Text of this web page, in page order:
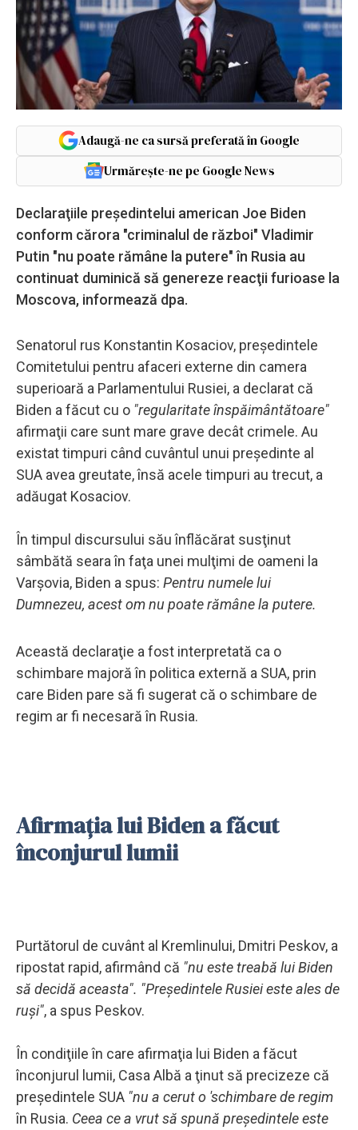
Adaugă-ne ca sursă preferată în Google
Urmărește-ne pe Google News
Declaraţiile preşedintelui american Joe Biden
conform cărora "criminalul de război" Vladimir
Putin "nu poate rămâne la putere" în Rusia au
continuat duminică să genereze reacţii furioase la
Moscova, informează dpa.
Senatorul rus Konstantin Kosaciov, preşedintele
Comitetului pentru afaceri externe din camera
superioară a Parlamentului Rusiei, a declarat că
Biden a făcut cu o "regularitate înspăimântătoare"
afirmaţii care sunt mare grave decât crimele. Au
existat timpuri când cuvântul unui preşedinte al
SUA avea greutate, însă acele timpuri au trecut, a
adăugat Kosaciov.
În timpul discursului său înflăcărat susţinut
sâmbătă seara în faţa unei mulţimi de oameni la
Varşovia, Biden a spus: Pentru numele lui
Dumnezeu, acest om nu poate rămâne la putere.
Această declaraţie a fost interpretată ca o
schimbare majoră în politica externă a SUA, prin
care Biden pare să fi sugerat că o schimbare de
regim ar fi necesară în Rusia.
Afirmaţia lui Biden a făcut
înconjurul lumii
Purtătorul de cuvânt al Kremlinului, Dmitri Peskov, a
ripostat rapid, afirmând că "nu este treabă lui Biden
să decidă aceasta". "Preşedintele Rusiei este ales de
ruşi", a spus Peskov.
În condiţiile în care afirmaţia lui Biden a făcut
înconjurul lumii, Casa Albă a ţinut să precizeze că
preşedintele SUA "nu a cerut o 'schimbare de regim
în Rusia. Ceea ce a vrut să spună preşedintele este